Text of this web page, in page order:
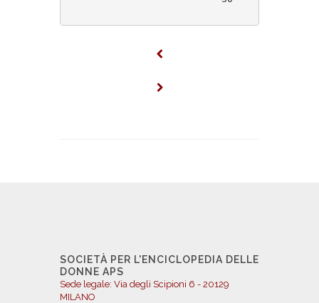
SOCIETÀ PER L'ENCICLOPEDIA DELLE
DONNE APS
Sede legale: Via degli Scipioni 6 - 20129
MILANO